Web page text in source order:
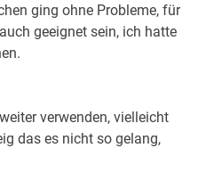
ging ohne Probleme, für
geeignet sein, ich hatte
verwenden, vielleicht
das es nicht so gelang,